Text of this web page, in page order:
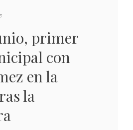
primer
con
en la
la